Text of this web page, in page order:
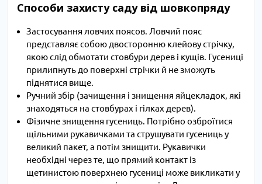
Способи захисту саду від шовкопряду
Застосування ловчих поясов. Ловчий пояс
представляє собою двосторонню клейову стрічку,
якою слід обмотати стовбури дерев і кущів. Гусениці
прилипнуть до поверхні стрічки й не зможуть
піднятися вище.
Ручний збір (зачищення і знищення яйцекладок, які
знаходяться на стовбурах і гілках дерев).
Фізичне знищення гусениць. Потрібно озброїтися
щільними рукавичками та струшувати гусениць у
великий пакет, а потім знищити. Рукавички
необхідні через те, що прямий контакт із
щетинистою поверхнею гусениці може викликати у